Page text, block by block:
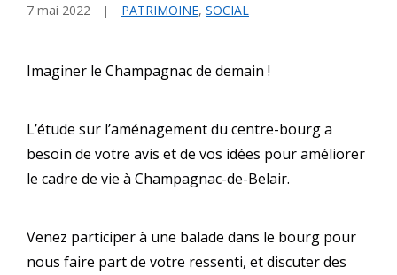
7 mai 2022 PATRIMOINE, SOCIAL
Imaginer le Champagnac de demain !
L’étude sur l’aménagement du centre-bourg a
besoin de votre avis et de vos idées pour améliorer
le cadre de vie à Champagnac-de-Belair.
Venez participer à une balade dans le bourg pour
nous faire part de votre ressenti, et discuter des